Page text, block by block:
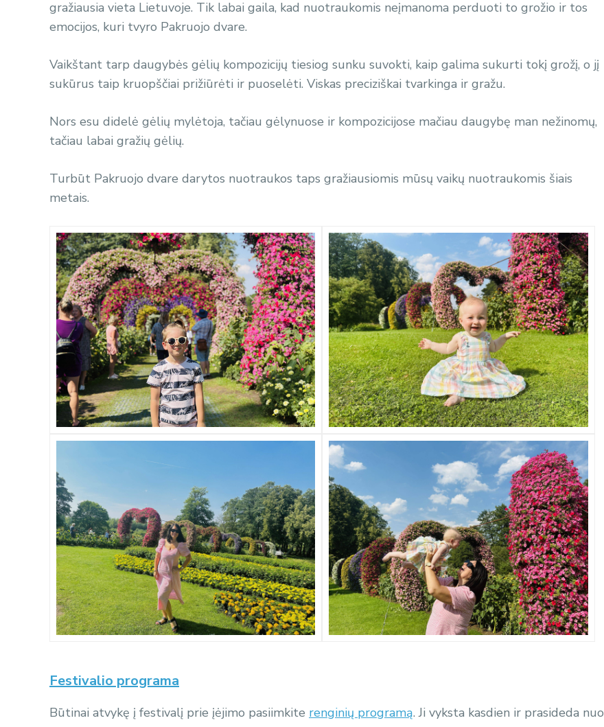
gražiausia vieta Lietuvoje. Tik labai gaila, kad nuotraukomis neįmanoma perduoti to grožio ir tos
emocijos, kuri tvyro Pakruojo dvare.
Vaikštant tarp daugybės gėlių kompozicijų tiesiog sunku suvokti, kaip galima sukurti tokį grožį, o jį
sukūrus taip kruopščiai prižiūrėti ir puoselėti. Viskas preciziškai tvarkinga ir gražu.
Nors esu didelė gėlių mylėtoja, tačiau gėlynuose ir kompozicijose mačiau daugybę man nežinomų,
tačiau labai gražių gėlių.
Turbūt Pakruojo dvare darytos nuotraukos taps gražiausiomis mūsų vaikų nuotraukomis šiais
metais.
Festivalio programa
Būtinai atvykę į festivalį prie įėjimo pasiimkite renginių programą. Ji vyksta kasdien ir prasideda nuo